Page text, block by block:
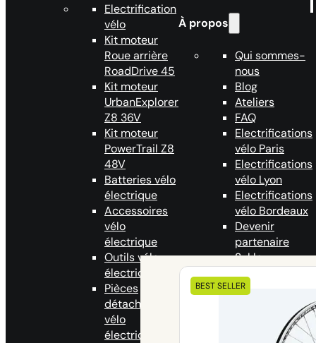
Nos kits
éléctriques
BEST SELLER
Electrification
vélo
Kit moteur
Roue arrière
RoadDrive 45
Kit moteur
UrbanExplorer
Z8 36V
Kit moteur
PowerTrail Z8
48V
Batteries vélo
électrique
Accessoires
vélo
électrique
Outils vélo
électrique
Pièces
détachées
vélo
électrique
À propos
Qui sommes-
nous
Blog
Ateliers
FAQ
Electrifications
vélo Paris
Electrifications
vélo Lyon
Electrifications
vélo Bordeaux
Devenir
partenaire
Syklo
Ambassadeurs